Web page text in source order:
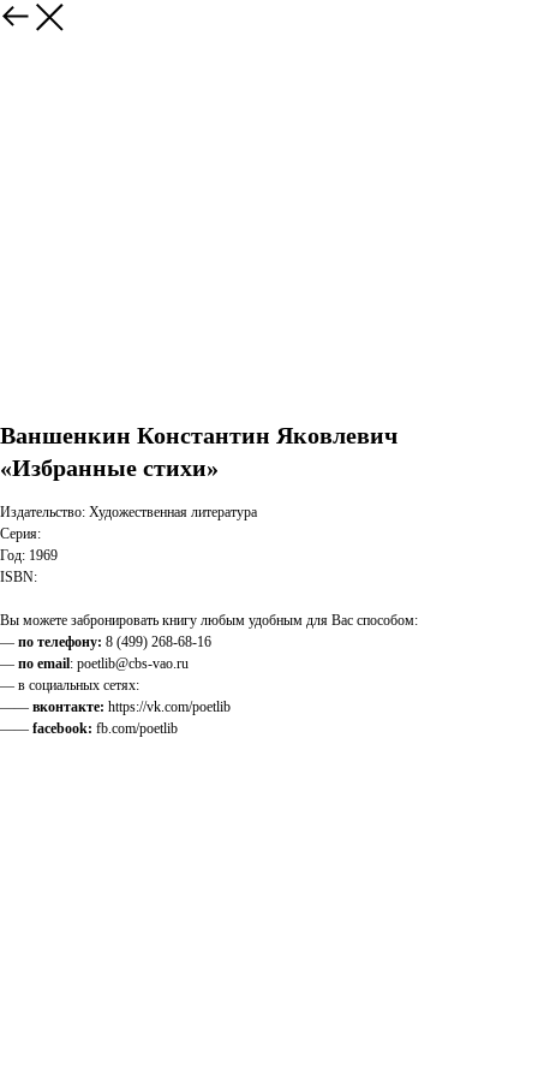
Ваншенкин Константин Яковлевич
«Избранные стихи»
Издательство: Художественная литература
Серия:
Год: 1969
ISBN:
Вы можете забронировать книгу любым удобным для Вас способом:
— по телефону: 8 (499) 268-68-16
— по email: poetlib@cbs-vao.ru
— в социальных сетях:
—— вконтакте: https://vk.com/poetlib
—— facebook: fb.com/poetlib